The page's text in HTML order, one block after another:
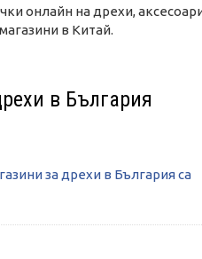
онлайн на дрехи,
в Китай.
в България
за дрехи в България са